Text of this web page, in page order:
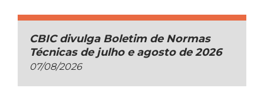
CBIC divulga Boletim de Normas
Técnicas de julho e agosto de 2026
07/08/2026